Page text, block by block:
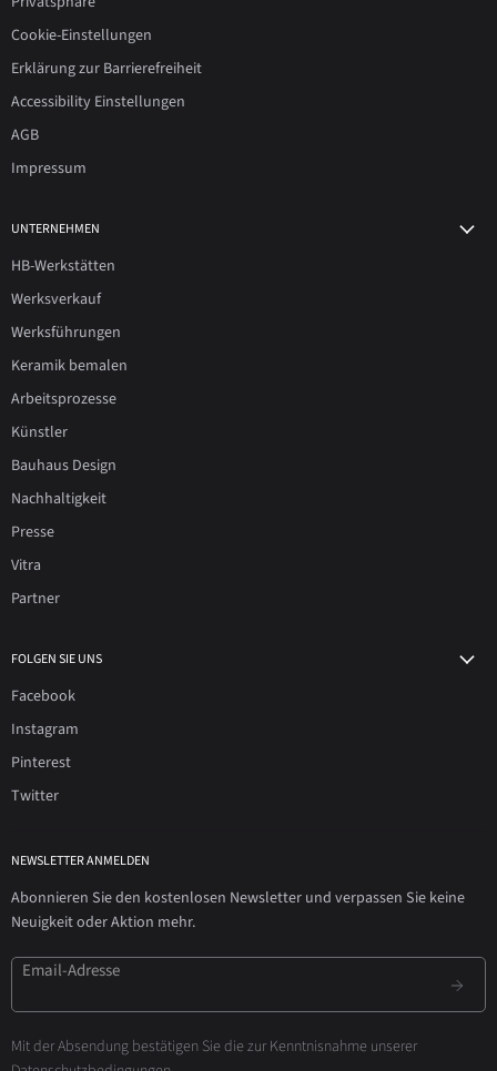
Cookie-Einstellungen
Erklärung zur Barrierefreiheit
Accessibility Einstellungen
AGB
Impressum
UNTERNEHMEN
HB-Werkstätten
Werksverkauf
Werksführungen
Keramik bemalen
Arbeitsprozesse
Künstler
Bauhaus Design
Nachhaltigkeit
Presse
Vitra
Partner
FOLGEN SIE UNS
Facebook
Instagram
Pinterest
Twitter
NEWSLETTER ANMELDEN
Abonnieren Sie den kostenlosen Newsletter und verpassen Sie keine
Neuigkeit oder Aktion mehr.
Email-Adresse
Mit der Absendung bestätigen Sie die zur Kenntnisnahme unserer